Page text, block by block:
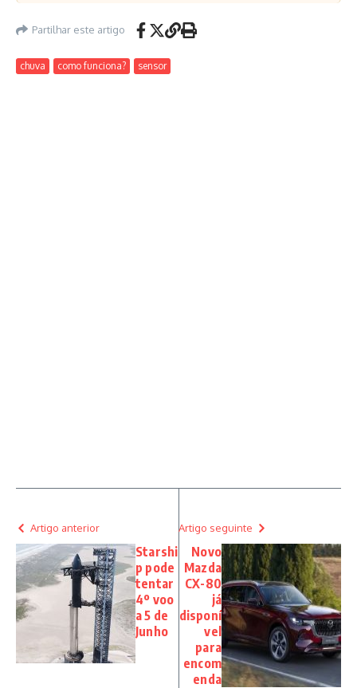
Partilhar este artigo
chuva como funciona? sensor
Artigo anterior
Starshi
p pode
tentar
4º voo
a 5 de
Junho
Artigo seguinte
Novo
Mazda
CX-80
já
disponí
vel
para
encom
enda